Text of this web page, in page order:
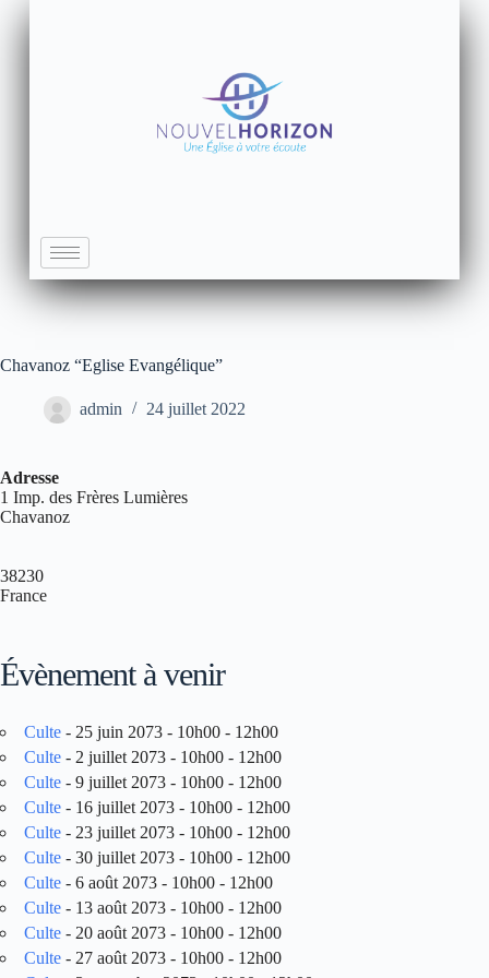
Chavanoz “Eglise Evangélique”
admin 24 juillet 2022
Adresse
1 Imp. des Frères Lumières
Chavanoz
38230
France
Évènement à venir
Culte - 25 juin 2073 - 10h00 - 12h00
Culte - 2 juillet 2073 - 10h00 - 12h00
Culte - 9 juillet 2073 - 10h00 - 12h00
Culte - 16 juillet 2073 - 10h00 - 12h00
Culte - 23 juillet 2073 - 10h00 - 12h00
Culte - 30 juillet 2073 - 10h00 - 12h00
Culte - 6 août 2073 - 10h00 - 12h00
Culte - 13 août 2073 - 10h00 - 12h00
Culte - 20 août 2073 - 10h00 - 12h00
Culte - 27 août 2073 - 10h00 - 12h00